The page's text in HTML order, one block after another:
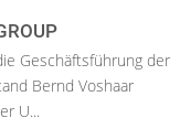
Geschäftsführung der
Bernd Voshaar
U...